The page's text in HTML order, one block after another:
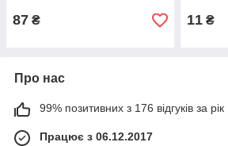
87 ₴ 11 ₴
Про нас
99% позитивних з 176 відгуків за рік
Працює з 06.12.2017